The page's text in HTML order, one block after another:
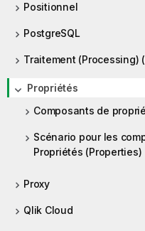
Positionnel
PostgreSQL
Traitement (Processing)
Propriétés
Composants de
Scénario pour les
Propriétés (Properties)
Proxy
Qlik Cloud